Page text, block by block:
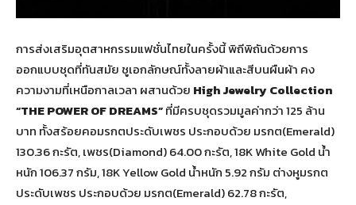
การส่งเสริมอุตสาหกรรมแฟชั่นไทยในครั้งนี้ พิถีพิถันด้วยการ
ออกแบบชุดที่ทันสมัย ชูเอกลักษณ์ทั้งลายผ้าและสีบนผืนผ้า คง
ความงามที่เหนือกาลเวลา ผสานด้วย High Jewelry Collection
“THE POWER OF DREAMS”ที่มีครบชุดรวมมูลค่ากว่า 125 ล้าน
บาท ทั้งสร้อยคอมรกตประดับเพชร ประกอบด้วย มรกต(Emerald)
130.36 กะรัต, เพชร(Diamond) 64.00 กะรัต, 18K White Gold น้ำ
หนัก 106.37 กรัม, 18K Yellow Gold น้ำหนัก 5.92 กรัม ต่างหูมรกต
ประดับเพชร ประกอบด้วย มรกต(Emerald) 62.78 กะรัต,